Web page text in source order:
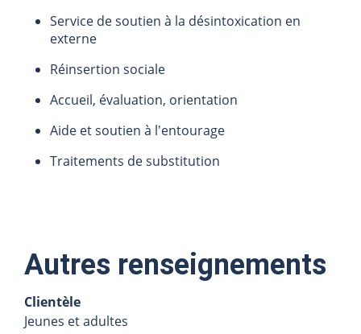
Service de soutien à la désintoxication en
externe
Réinsertion sociale
Accueil, évaluation, orientation
Aide et soutien à l'entourage
Traitements de substitution
Autres renseignements
Clientèle
Jeunes et adultes